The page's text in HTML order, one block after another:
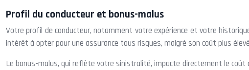
Profil du conducteur et bonus-malus
Votre profil de conducteur, notamment votre expérience et votre
intérêt à opter pour une assurance tous risques, malgré son coût plus
Le bonus-malus, qui reflète votre sinistralité, impacte directement le coût